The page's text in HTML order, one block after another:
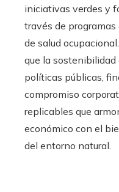
iniciativas verdes y
través de
de salud
que la
políticas públicas,
compromiso
replicables que
económico con el
del entorno natural.